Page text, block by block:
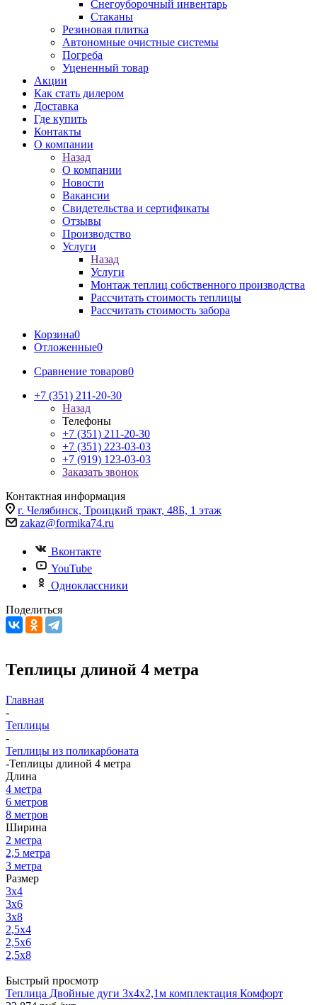
Снегоуборочный инвентарь
Стаканы
Резиновая плитка
Автономные очистные системы
Погреба
Уцененный товар
Акции
Как стать дилером
Доставка
Где купить
Контакты
О компании
Назад
О компании
Новости
Вакансии
Свидетельства и сертификаты
Отзывы
Производство
Услуги
Назад
Услуги
Монтаж теплиц собственного производства
Рассчитать стоимость теплицы
Рассчитать стоимость забора
Корзина0
Отложенные0
Сравнение товаров0
+7 (351) 211-20-30
Назад
Телефоны
+7 (351) 211-20-30
+7 (351) 223-03-03
+7 (919) 123-03-03
Заказать звонок
Контактная информация
г. Челябинск, Троицкий тракт, 48Б, 1 этаж
zakaz@formika74.ru
Вконтакте
YouTube
Одноклассники
Поделиться
Теплицы длиной 4 метра
Главная
-
Теплицы
-
Теплицы из поликарбоната
-Теплицы длиной 4 метра
Длина
4 метра
6 метров
8 метров
Ширина
2 метра
2,5 метра
3 метра
Размер
3x4
3x6
3x8
2,5x4
2,5x6
2,5x8
Быстрый просмотр
Теплица Двойные дуги 3х4х2,1м комплектация Комфорт